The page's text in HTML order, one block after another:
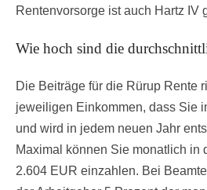
Rentenvorsorge ist auch Hartz IV
Wie hoch sind die
Die Beiträge für die Rürup Rente
jeweiligen Einkommen, dass Sie
und wird in jedem neuen Jahr
Maximal können Sie monatlich in
2.604 EUR einzahlen. Bei